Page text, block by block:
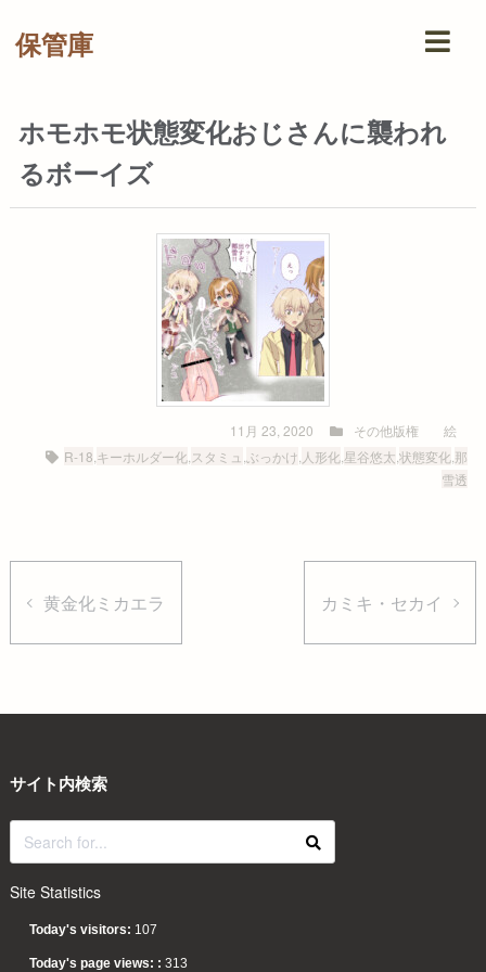
保管庫
ホモホモ状態変化おじさんに襲われ
るボーイズ
11月 23, 2020 その他版権
絵
R-18 キーホルダー化 スタミュ ぶっかけ 人形化,星谷悠太 ,状態変化 那
雪透
黄金化ミカエラ カミキ・セカイ
サイト内検索
Site Statistics
Today's visitors: 107
Today's page views: : 313